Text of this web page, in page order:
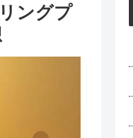
ングプ